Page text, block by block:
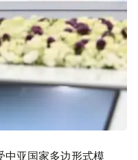
中亚国家多边形式模